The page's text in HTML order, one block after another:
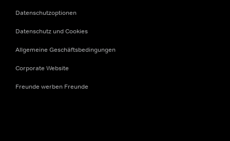
Datenschutzoptionen
Datenschutz und Cookies
Allgemeine Geschäftsbedingungen
Corporate Website
Freunde werben Freunde